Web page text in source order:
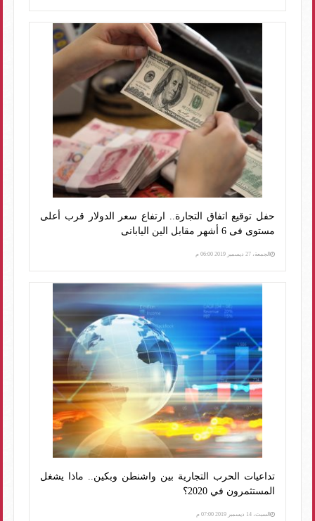
حفل توقيع اتفاق التجارة.. ارتفاع سعر الدولار قرب أعلى
مستوى فى 6 أشهر مقابل الين اليابانى
الجمعة، 27 ديسمبر 2019 06:00 م
تداعيات الحرب التجارية بين واشنطن وبكين.. ماذا يشغل
المستثمرون في 2020؟
السبت، 14 ديسمبر 2019 07:00 م